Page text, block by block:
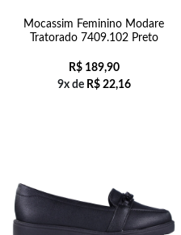
Mocassim Feminino Modare
Tratorado 7409.102 Preto
R$189,90
9x de R$22,16